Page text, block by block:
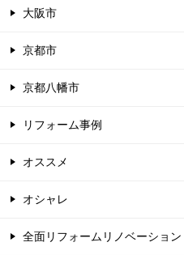
大阪市
京都市
京都八幡市
リフォーム事例
オススメ
オシャレ
全面リフォームリノベーション